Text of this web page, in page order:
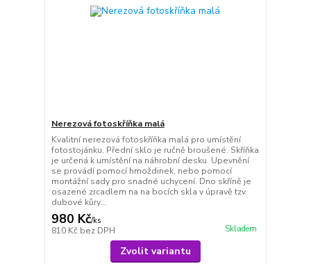
Nerezová fotoskříňka malá
Kvalitní nerezová fotoskříňka malá pro umístění
fotostojánku. Přední sklo je ručně broušené. Skříňka
je určená k umístění na náhrobní desku. Upevnění
se provádí pomocí hmoždinek, nebo pomocí
montážní sady pro snadné uchycení. Dno skříně je
osazené zrcadlem na na bocích skla v úpravě tzv.
dubové kůry...
980 Kč/ks
810 Kč bez DPH Skladem
Zvolit variantu